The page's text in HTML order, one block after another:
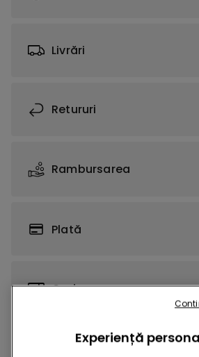
Livrări
Retururi
Rambursarea
Plată
Cadou
Programul de loialitate
Experiență